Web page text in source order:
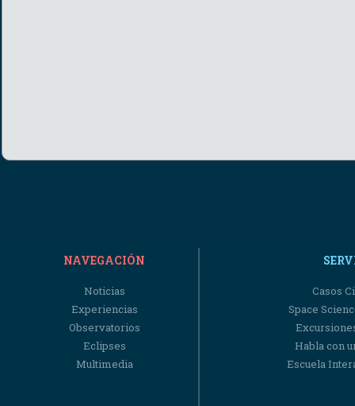
NAVEGACIÓN
Noticias
Experiencias
Observatorios
Eclipses
Multimedia
Casos
Space
Habla con
Escuela